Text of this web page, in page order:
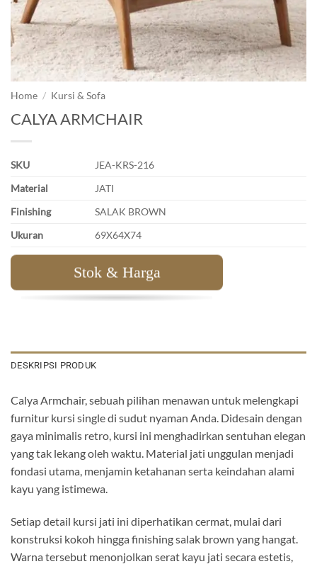
Home / Kursi & Sofa
CALYA ARMCHAIR
SKU
JEA-KRS-216
Material
JATI
Finishing
SALAK BROWN
Ukuran
69X64X74
Stok & Harga
DESKRIPSI PRODUK
Calya Armchair, sebuah pilihan menawan untuk melengkapi
furnitur kursi single di sudut nyaman Anda. Didesain dengan
gaya minimalis retro, kursi ini menghadirkan sentuhan elegan
yang tak lekang oleh waktu. Material jati unggulan menjadi
fondasi utama, menjamin ketahanan serta keindahan alami
kayu yang istimewa.
Setiap detail kursi jati ini diperhatikan cermat, mulai dari
konstruksi kokoh hingga finishing salak brown yang hangat.
Warna tersebut menonjolkan serat kayu jati secara estetis,